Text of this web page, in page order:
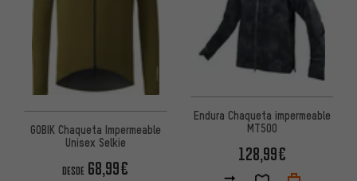
GOBIK Chaqueta Impermeable
Unisex Selkie
DESDE 68,99€
Endura Chaqueta impermeable
MT500
128,99€